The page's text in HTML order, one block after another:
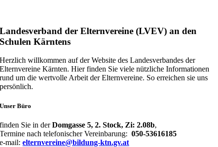
Landesverband der Elternvereine (LVEV) an den
Schulen Kärntens
Herzlich willkommen auf der Website des Landesverbandes der
Elternvereine Kärnten. Hier finden Sie viele nützliche Informationen
rund um die wertvolle Arbeit der Elternvereine. So erreichen sie uns
persönlich.
Unser Büro
finden Sie in derDomgasse 5, 2. Stock, Zi: 2.08b,
Termine nach telefonischer Vereinbarung: 050-53616185
e-mail:elternvereine@bildung-ktn.gv.at